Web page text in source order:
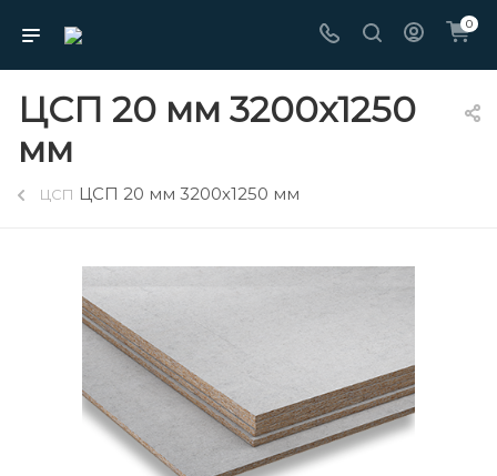
0
ЦСП 20 мм 3200х1250
мм
ЦСП ЦСП 20 мм 3200х1250 мм